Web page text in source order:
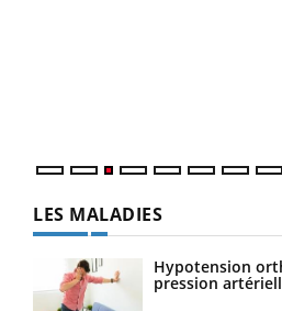
LES MALADIES
Hypotension
pression